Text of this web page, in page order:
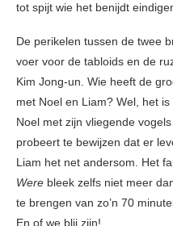
tot spijt wie het benijdt
De perikelen tussen de twee
voer voor de tabloids en de
Kim Jong-un. Wie heeft de
met Noel en Liam? Wel, het
Noel met zijn vliegende
probeert te bewijzen dat er
Liam het net andersom. Het
Were bleek zelfs niet meer
te brengen van zo’n 70
En of we blij zijn!